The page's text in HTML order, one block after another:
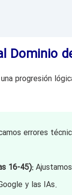
Dominio
progresión
errores
16-45):
y las IAs.